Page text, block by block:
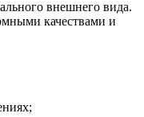
внешнего вида.
качествами и